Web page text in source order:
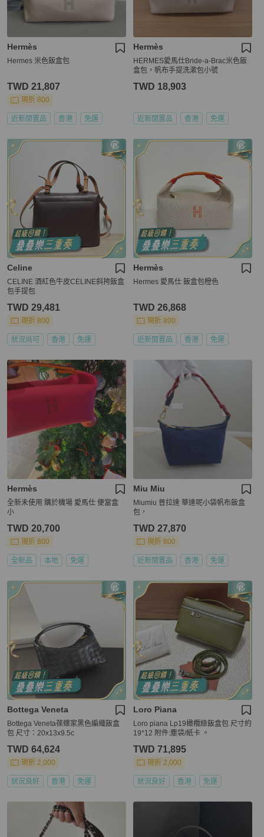
Hermès
Hermes 米色飯盒包
TWD 21,807
現折 800
近新閒置品 香港 免運
Hermès
HERMES愛馬仕Bride-a-Brac米色飯
盒包，帆布手提洗漱包小號
TWD 18,903
近新閒置品 香港 免運
Celine
CELINE 酒紅色牛皮CELINE斜挎飯盒
包手提包
TWD 29,481
現折 800
狀況尚可 香港 免運
Hermès
Hermes 愛馬仕 飯盒包橙色
TWD 26,868
現折 800
近新閒置品 香港 免運
Hermès
全新未使用 購於機場 愛馬仕 便當盒
小
TWD 20,700
現折 800
全新品 本地 免運
Miu Miu
Miumiu 普拉達 華達呢小袋帆布飯盒
包，
TWD 27,870
現折 800
近新閒置品 香港 免運
Bottega Veneta
Bottega Veneta葆蝶家黑色編織飯盒
包 尺寸：20x13x9.5c
TWD 64,624
現折 2,000
狀況良好 香港 免運
Loro Piana
Loro piana Lp19橄欖綠飯盒包 尺寸約
19*12 附件:塵袋/紙卡 。
TWD 71,895
現折 2,000
狀況良好 香港 免運